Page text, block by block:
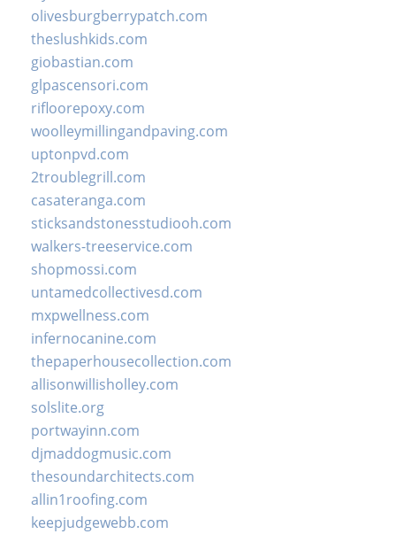
olivesburgberrypatch.com
theslushkids.com
giobastian.com
glpascensori.com
rifloorepoxy.com
woolleymillingandpaving.com
uptonpvd.com
2troublegrill.com
casateranga.com
sticksandstonesstudiooh.com
walkers-treeservice.com
shopmossi.com
untamedcollectivesd.com
mxpwellness.com
infernocanine.com
thepaperhousecollection.com
allisonwillisholley.com
solslite.org
portwayinn.com
djmaddogmusic.com
thesoundarchitects.com
allin1roofing.com
keepjudgewebb.com